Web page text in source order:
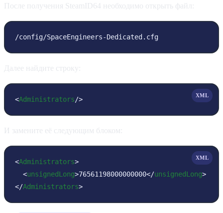
После получения SteamID64 необходимо открыть файл:
/config/SpaceEngineers-Dedicated.cfg
Далее найдите строку:
XML
<Administrators/>
И замените её следующим блоком:
XML
<Administrators>
<unsignedLong>76561198000000000</unsignedLong>
</Administrators>